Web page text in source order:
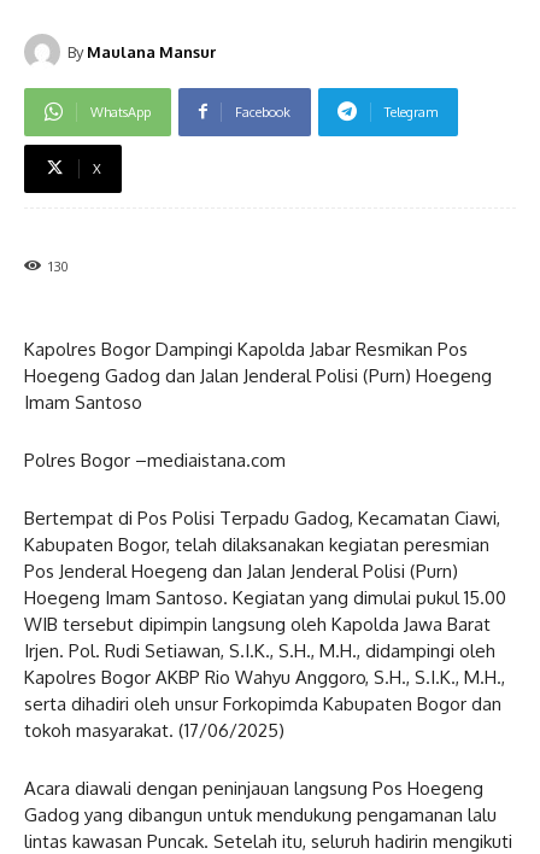
By Maulana Mansur
WhatsApp Facebook Telegram
X
130
Kapolres Bogor Dampingi Kapolda Jabar Resmikan Pos
Hoegeng Gadog dan Jalan Jenderal Polisi (Purn) Hoegeng
Imam Santoso
Polres Bogor –mediaistana.com
Bertempat di Pos Polisi Terpadu Gadog, Kecamatan Ciawi,
Kabupaten Bogor, telah dilaksanakan kegiatan peresmian
Pos Jenderal Hoegeng dan Jalan Jenderal Polisi (Purn)
Hoegeng Imam Santoso. Kegiatan yang dimulai pukul 15.00
WIB tersebut dipimpin langsung oleh Kapolda Jawa Barat
Irjen. Pol. Rudi Setiawan, S.I.K., S.H., M.H., didampingi oleh
Kapolres Bogor AKBP Rio Wahyu Anggoro, S.H., S.I.K., M.H.,
serta dihadiri oleh unsur Forkopimda Kabupaten Bogor dan
tokoh masyarakat. (17/06/2025)
Acara diawali dengan peninjauan langsung Pos Hoegeng
Gadog yang dibangun untuk mendukung pengamanan lalu
lintas kawasan Puncak. Setelah itu, seluruh hadirin mengikuti